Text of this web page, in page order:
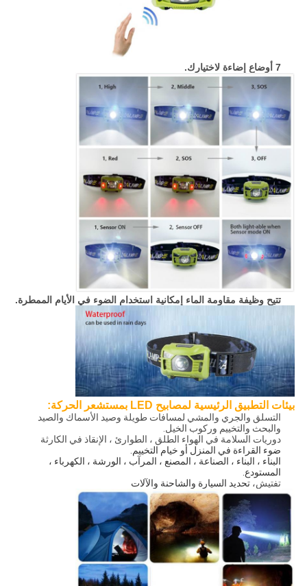
7 أوضاع إضاءة لاختيارك.
تتيح وظيفة مقاومة الماء إمكانية استخدام الضوء في الأيام الممطرة.
بيئات التطبيق الرئيسية لمصابيح LED بمستشعر الحركة:
التسلق والجري والمشي لمسافات طويلة وصيد الأسماك والصيد
والبحث والتخييم وركوب الخيل.
دوريات السلامة في الهواء الطلق ، الطوارئ ، الإنقاذ في الكارثة
ضوء القراءة في المنزل أو خيام التخييم.
البناء ، البناء ، الصناعة ، المصنع ، المرآب ، الورشة ، الكهرباء ،
المستودع.
تفتيش، تحديد السيارة والشاحنة والآلات